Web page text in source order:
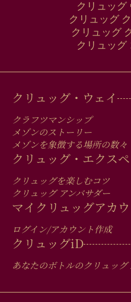
クリュッグ
クリュッグ
クリュッグ
クリュッグ
MAIN
MEN
IN
FOOTER
クリュッグ・ウェイ
クラフツマンシップ
メゾンのストーリー
メゾンを象徴する場所の数々
クリュッグ・エクス
クリュッグを楽しむコツ
クリュッグ アンバサダー
マイクリュッグアカ
ログイン/アカウント作成
クリュッグiD
あなたのボトルのクリュッグ